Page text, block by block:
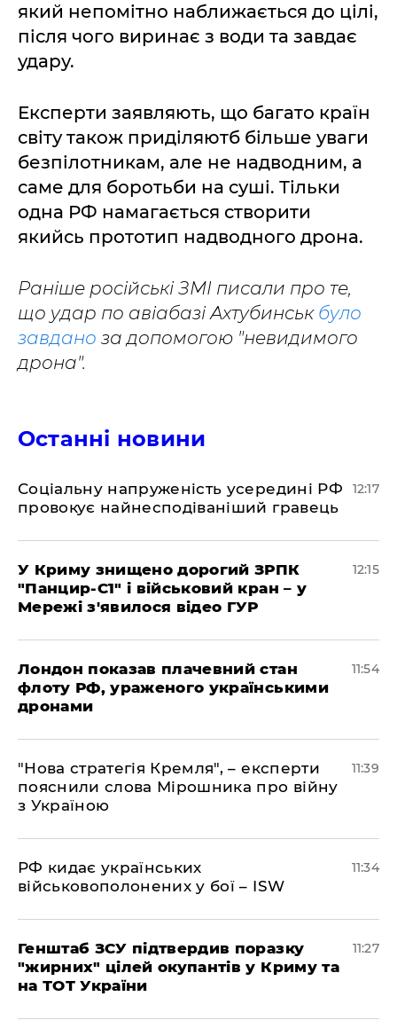
який непомітно наближається до цілі,
після чого виринає з води та завдає
удару.
Експерти заявляють, що багато країн
світу також приділяютб більше уваги
безпілотникам, але не надводним, а
саме для боротьби на суші. Тільки
одна РФ намагається створити
якийсь прототип надводного дрона.
Раніше російські ЗМІ писали про те,
що удар по авіабазі Ахтубинськ було
завдано за допомогою "невидимого
дрона".
Останні новини
Соціальну напруженість усередині РФ
провокує найнесподіваніший гравець
12:17
У Криму знищено дорогий ЗРПК
"Панцир-С1" і військовий кран – у
Мережі з'явилося відео ГУР
12:15
Лондон показав плачевний стан
флоту РФ, ураженого українськими
дронами
11:54
"Нова стратегія Кремля", – експерти
пояснили слова Мірошника про війну
з Україною
11:39
РФ кидає українських
військовополонених у бої – ISW
11:34
Генштаб ЗСУ підтвердив поразку
"жирних" цілей окупантів у Криму та
на ТОТ України
11:27